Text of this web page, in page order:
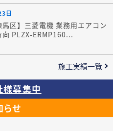
日
馬区】三菱電機 業務用エアコン
向 PLZX-ERMP160...
施工実績一覧
募集中
らせ